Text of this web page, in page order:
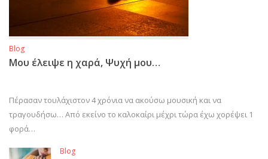
Blog
Μου έλειψε η χαρά, Ψυχή μου…
Πέρασαν τουλάχιστον 4 χρόνια να ακούσω μουσική και να
τραγουδήσω… Από εκείνο το καλοκαίρι μέχρι τώρα έχω χορέψει 1
φορά…
Blog